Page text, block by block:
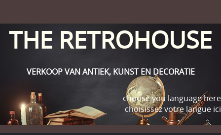
THE RETROHOUSE
VERKOOP VAN ANTIEK, KUNST EN DECORATIE
choose you language here
choisissez votre langue ici